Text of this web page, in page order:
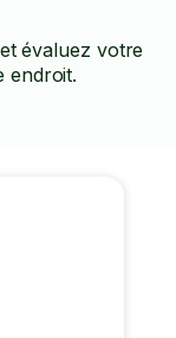
évaluez votre
endroit.